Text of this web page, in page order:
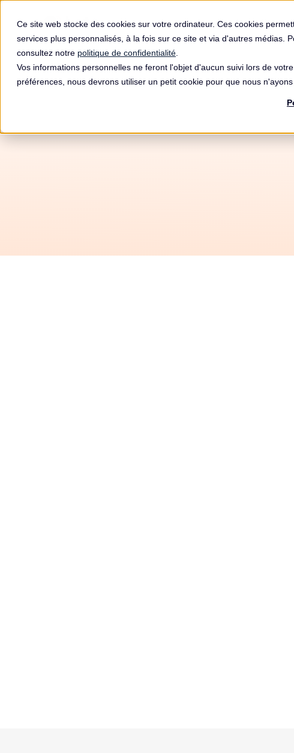
Ce site web stocke des cookies sur votre ordinateur. Ces cookies
services plus personnalisés, à la fois sur ce site et via d'autres médias.
consultez notre politique de confidentialité
Vos informations personnelles ne feront l'objet d'aucun suivi lors de
préférences, nous devrons utiliser un petit cookie pour que nous
Produits